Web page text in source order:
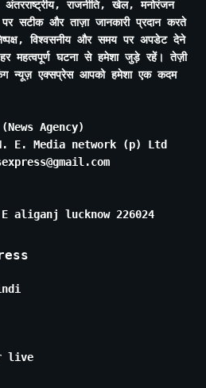
अंतरराष्ट्रीय, राजनीति, खेल, मनोरंजन
पर सटीक और ताज़ा जानकारी प्रदान करते
विश्वसनीय और समय पर अपडेट देने
महत्वपूर्ण घटना से हमेशा जुड़े रहें। तेज़ी
न्यूज़ एक्सप्रेस आपको हमेशा एक कदम
Agency)
E. Media network (p) Ltd
aliganj lucknow 226024
live